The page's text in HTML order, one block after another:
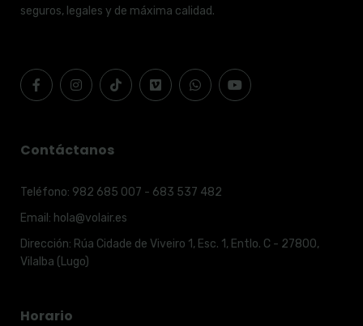
seguros, legales y de máxima calidad.
Contáctanos
Teléfono: 982 685 007 - 683 537 482
Email: hola@volair.es
Dirección: Rúa Cidade de Viveiro 1, Esc. 1, Entlo. C - 27800,
Vilalba (Lugo)
Horario